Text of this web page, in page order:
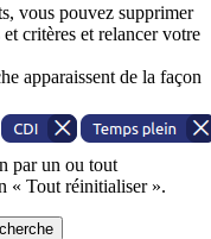
vous pouvez supprimer
critères et relancer votre
apparaissent de la façon
par un ou tout
« Tout réinitialiser ».